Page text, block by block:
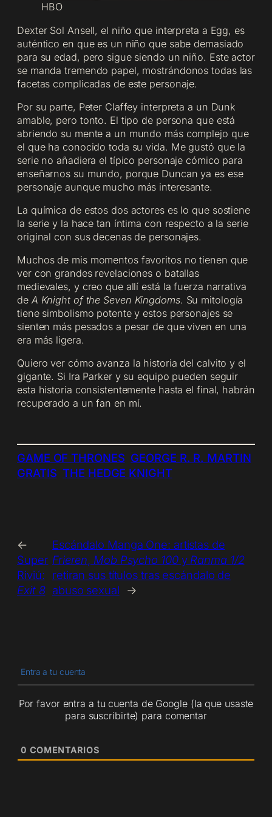
HBO
Dexter Sol Ansell, el niño que interpreta a Egg, es
auténtico en que es un niño que sabe demasiado
para su edad, pero sigue siendo un niño. Este actor
se manda tremendo papel, mostrándonos todas las
facetas complicadas de este personaje.
Por su parte, Peter Claffey interpreta a un Dunk
amable, pero tonto. El tipo de persona que está
abriendo su mente a un mundo más complejo que
el que ha conocido toda su vida. Me gustó que la
serie no añadiera el típico personaje cómico para
enseñarnos su mundo, porque Duncan ya es ese
personaje aunque mucho más interesante.
La química de estos dos actores es lo que sostiene
la serie y la hace tan íntima con respecto a la serie
original con sus decenas de personajes.
Muchos de mis momentos favoritos no tienen que
ver con grandes revelaciones o batallas
medievales, y creo que allí está la fuerza narrativa
de A Knight of the Seven Kingdoms. Su mitología
tiene simbolismo potente y estos personajes se
sienten más pesados a pesar de que viven en una
era más ligera.
Quiero ver cómo avanza la historia del calvito y el
gigante. Si Ira Parker y su equipo pueden seguir
esta historia consistentemente hasta el final, habrán
recuperado a un fan en mí.
GAME OF THRONES GEORGE R. R. MARTIN
GRATIS THE HEDGE KNIGHT
←
Super
Riviú:
Exit 8
Escándalo Manga One: artistas de
Frieren, Mob Psycho 100y Ranma 1/2
retiran sus títulos tras escándalo de
abuso sexual
→
Entra a tu cuenta
Por favor entra a tu cuenta de Google (la que usaste
para suscribirte) para comentar
0 COMENTARIOS